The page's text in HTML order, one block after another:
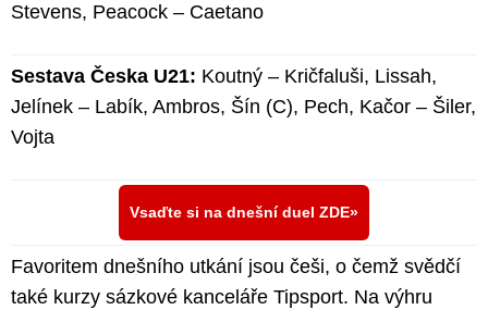
Stevens, Peacock – Caetano
Sestava Česka U21: Koutný – Kričfaluši, Lissah,
Jelínek – Labík, Ambros, Šín (C), Pech, Kačor – Šiler,
Vojta
Vsaďte si na dnešní duel ZDE
Favoritem dnešního utkání jsou češi, o čemž svědčí
také kurzy sázkové kanceláře Tipsport. Na výhru